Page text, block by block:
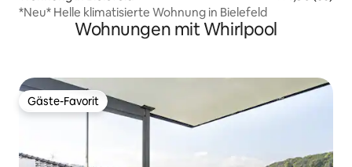
*Neu* Helle klimatisierte Wohnung in Bielefeld
Wohnungen mit Whirlpool
Gäste-Favorit
Gäste-Favorit